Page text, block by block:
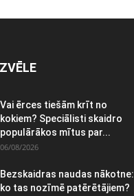
Vai ērces tiešām krīt no
kokiem? Speciālisti skaidro
populārākos mītus par...
06/08/2026
Bezskaidras naudas nākotne:
ko tas nozīmē patērētājiem?